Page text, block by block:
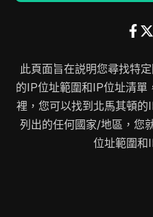
79.125.128.0
79.126.128.0
80.77.144.0
77.28.0.0
此頁面旨在説明您尋找特
的IP位址範圍和IP位址清
裡，您可以找到北馬其頓
列出的任何國家/地區，您
位址範圍和